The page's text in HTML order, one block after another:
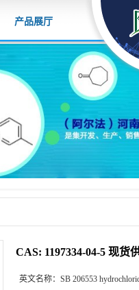
产品展厅
CAS: 1197334-04-5 现
英文名称： SB 206553